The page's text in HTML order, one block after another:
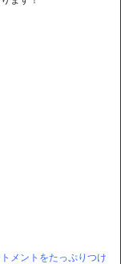
メントをたっぷりつけ